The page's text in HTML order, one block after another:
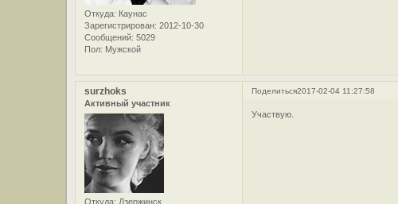
Откуда: Каунас
Зарегистрирован: 2012-10-30
Сообщений: 5029
Пол: Мужской
Поделиться2017-02-04 11:27:58
surzhoks
Активный участник
Откуда: Дзержинск
Участвую.